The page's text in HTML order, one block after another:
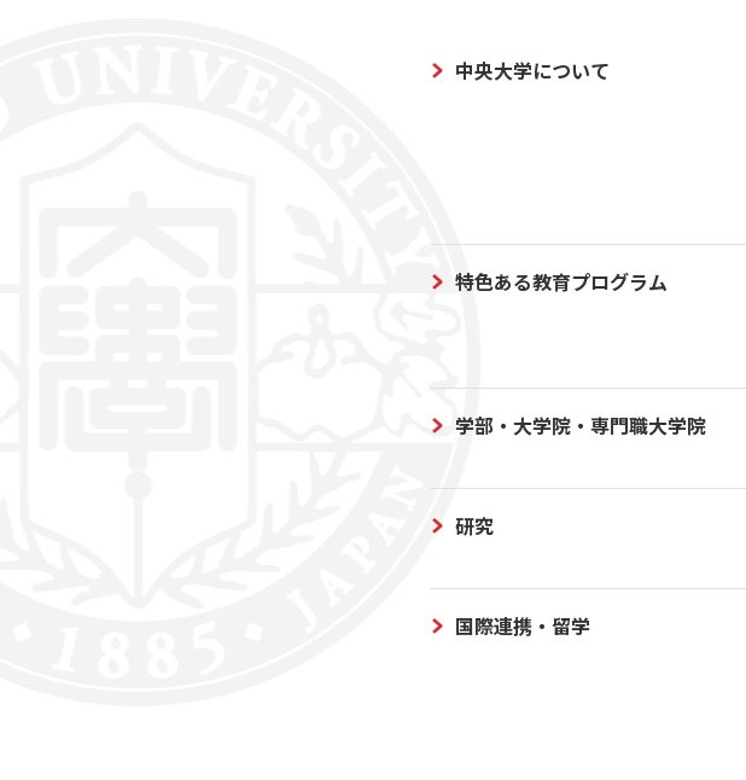
中央大学について
特色ある教育プログラム
学部・大学院・専門職大学院
研究
国際連携・留学